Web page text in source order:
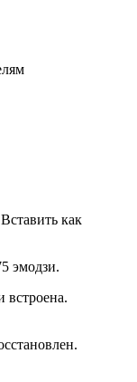
Вставить как
эмодзи.
встроена.